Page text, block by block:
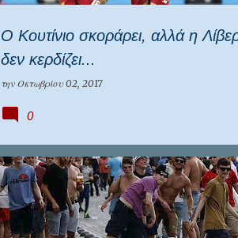
Ο Κουτίνιο σκοράρει, αλλά η
δεν κερδίζει...
την Οκτωβρίου 02, 2017
0
ΔΙΕΘΝΉ ΕΠΙΚΑΙΡΟΤΗΤΑ ΛΙΒΕΡΠΟΥΛ